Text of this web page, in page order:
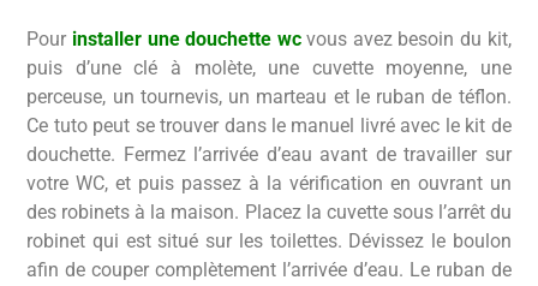
Pour installer une douchette wcvous avez besoin du kit,
puis d’une clé à molète, une cuvette moyenne, une
perceuse, un tournevis, un marteau et le ruban de téflon.
Ce tuto peut se trouver dans le manuel livré avec le kit de
douchette. Fermez l’arrivée d’eau avant de travailler sur
votre WC, et puis passez à la vérification en ouvrant un
des robinets à la maison. Placez la cuvette sous l’arrêt du
robinet qui est situé sur les toilettes. Dévissez le boulon
afin de couper complètement l’arrivée d’eau. Le ruban de